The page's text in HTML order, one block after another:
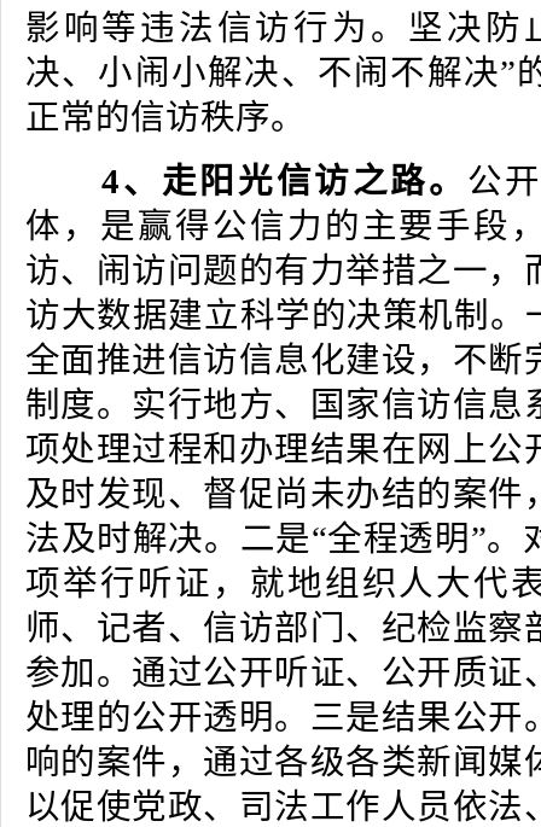
影响等违法信访行为。坚决防
决、小闹小解决、不闹不解决”
正常的信访秩序。
4、走阳光信访之路。 公
体，是赢得公信力的主要手段
访、闹访问题的有力举措之一，
访大数据建立科学的决策机制。
全面推进信访信息化建设，不断
制度。实行地方、国家信访信息
项处理过程和办理结果在网上公
及时发现、督促尚未办结的案件
法及时解决。二是“全程透明”。
项举行听证，就地组织人大代
师、记者、信访部门、纪检监察
参加。通过公开听证、公开质证
处理的公开透明。三是结果公开
响的案件，通过各级各类新闻媒
以促使党政、司法工作人员依法